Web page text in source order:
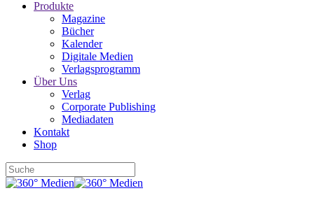
Produkte
Magazine
Bücher
Kalender
Digitale Medien
Verlagsprogramm
Über Uns
Verlag
Corporate Publishing
Mediadaten
Kontakt
Shop